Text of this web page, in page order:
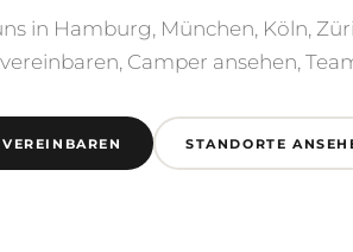
in Hamburg, München, Köln,
Camper ansehen,
STANDORTE